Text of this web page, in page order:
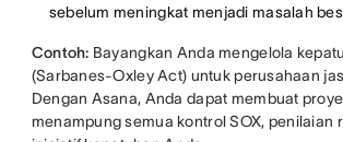
sebelum meningkat menjadi masalah
Contoh: Bayangkan Anda mengelola
(Sarbanes-Oxley Act) untuk perusahaan
Dengan Asana, Anda dapat membuat
menampung semua kontrol SOX, penilaian